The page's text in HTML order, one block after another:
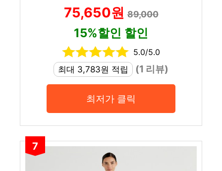
75,650원89,000
15%할인 할인
5.0/5.0
최대 3,783원 적립
(1 리뷰)
최저가 클릭
7